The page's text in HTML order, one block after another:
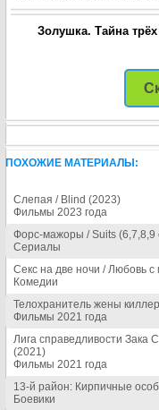
Золушка. Тайна
ПОХОЖИЕ МАТЕРИАЛЫ:
Слепая / Blind (2023)
Фильмы 2023 года
Форс-мажоры / Suits (6,7,8,9
Сериалы
Секс на две ночи / Любовь с
Комедии
Телохранитель жены
Фильмы 2021 года
Лига справедливости Зака
(2021)
Фильмы 2021 года
13-й район: Кирпичные
Боевики